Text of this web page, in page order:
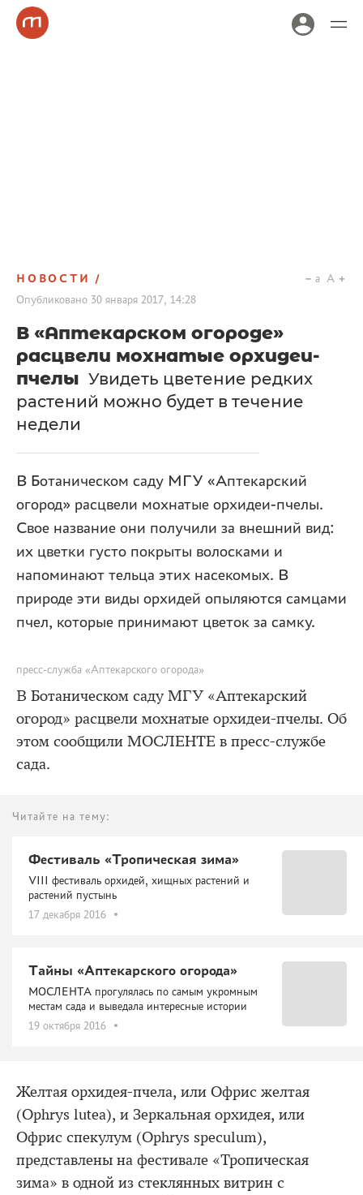
НОВОСТИ
Опубликовано 30 января 2017, 14:28
a A
В «Аптекарском огороде»
расцвели мохнатые орхидеи-
пчелы Увидеть цветение редких
растений можно будет в течение
недели
В Ботаническом саду МГУ «Аптекарский
огород» расцвели мохнатые орхидеи-пчелы.
Свое название они получили за внешний вид:
их цветки густо покрыты волосками и
напоминают тельца этих насекомых. В
природе эти виды орхидей опыляются самцами
пчел, которые принимают цветок за самку.
пресс-служба «Аптекарского огорода»
В Ботаническом саду МГУ «Аптекарский
огород» расцвели мохнатые орхидеи-пчелы. Об
этом сообщили МОСЛЕНТЕ в пресс-службе
сада.
Читайте на тему:
Фестиваль «Тропическая зима»
VIII фестиваль орхидей, хищных растений и
растений пустынь
17 декабря 2016
Тайны «Аптекарского огорода»
МОСЛЕНТА прогулялась по самым укромным
местам сада и выведала интересные истории
19 октября 2016
Желтая орхидея-пчела, или Офрис желтая
(Ophrys lutea), и Зеркальная орхидея, или
Офрис спекулум (Ophrys speculum),
представлены на фестивале «Тропическая
зима» в одной из стеклянных витрин с